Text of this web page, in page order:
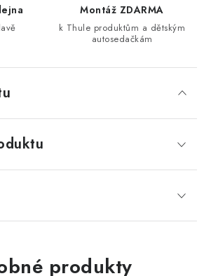
Montáž ZDARMA
k Thule produktům a dětským
autosedačkám
produkty